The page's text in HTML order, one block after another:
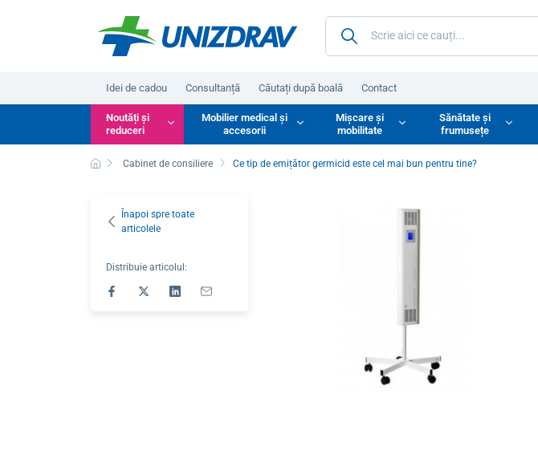
Idei de cadou Consultanță Căutați după boală Contact
Noutăți și
reduceri
Mobilier medical și
accesorii
Mișcare și
mobilitate
Sănătate și
frumusețe
Cabinet de consiliere Ce tip de emițător germicid este cel mai bun pentru tine?
Înapoi spre toate
articolele
Distribuie articolul: